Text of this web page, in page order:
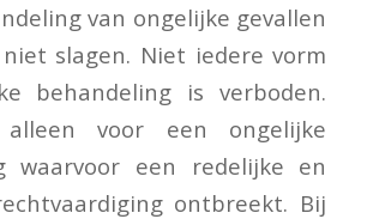
van ongelijke gevallen
slagen. Niet iedere vorm
behandeling is verboden.
voor een ongelijke
waarvoor een redelijke en
ontbreekt. Bij